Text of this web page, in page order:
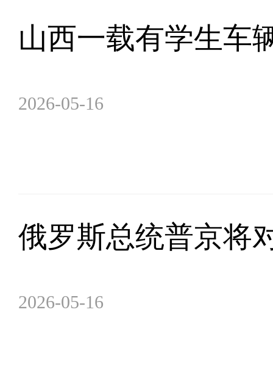
山西一载有学生车
2026-05-16
俄罗斯总统普京将
2026-05-16